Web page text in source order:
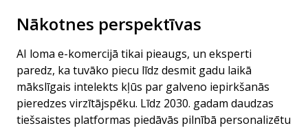
Nākotnes perspektīvas
AI loma e-komercijā tikai pieaugs, un eksperti
paredz, ka tuvāko piecu līdz desmit gadu laikā
mākslīgais intelekts kļūs par galveno iepirkšanās
pieredzes virzītājspēku. Līdz 2030. gadam daudzas
tiešsaistes platformas piedāvās pilnībā personalizētu